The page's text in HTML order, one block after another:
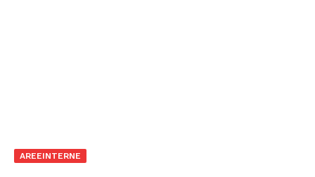
AREEINTERNE